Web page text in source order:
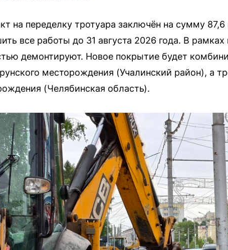
на переделку тротуара заключён на сумму
все работы до 31 августа 2026 года. В
демонтируют. Новое покрытие будет
месторождения (Учалинский район), а
(Челябинская область).